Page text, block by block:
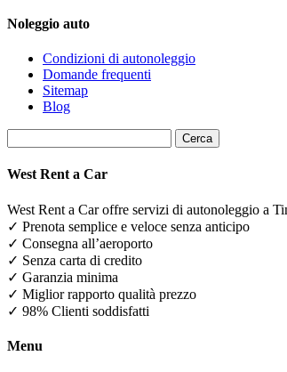
Noleggio auto
Condizioni di autonoleggio
Domande frequenti
Sitemap
Blog
per:
West Rent a Car
West Rent a Car offre servizi di autonoleggio a
✓ Prenota semplice e veloce senza anticipo
✓ Consegna all’aeroporto
✓ Senza carta di credito
✓ Garanzia minima
✓ Miglior rapporto qualità prezzo
✓ 98% Clienti soddisfatti
Menu